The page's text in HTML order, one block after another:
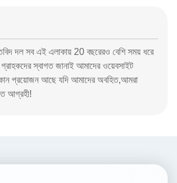
দল সব এই এলাকায় 20 বছরেরও বেশি সময় ধরে
স্বাগত জানাই আমাদের ওয়েবসাইট
প্রয়োজন আছে যদি আমাদের অবহিত,আমরা
আগ্রহী!